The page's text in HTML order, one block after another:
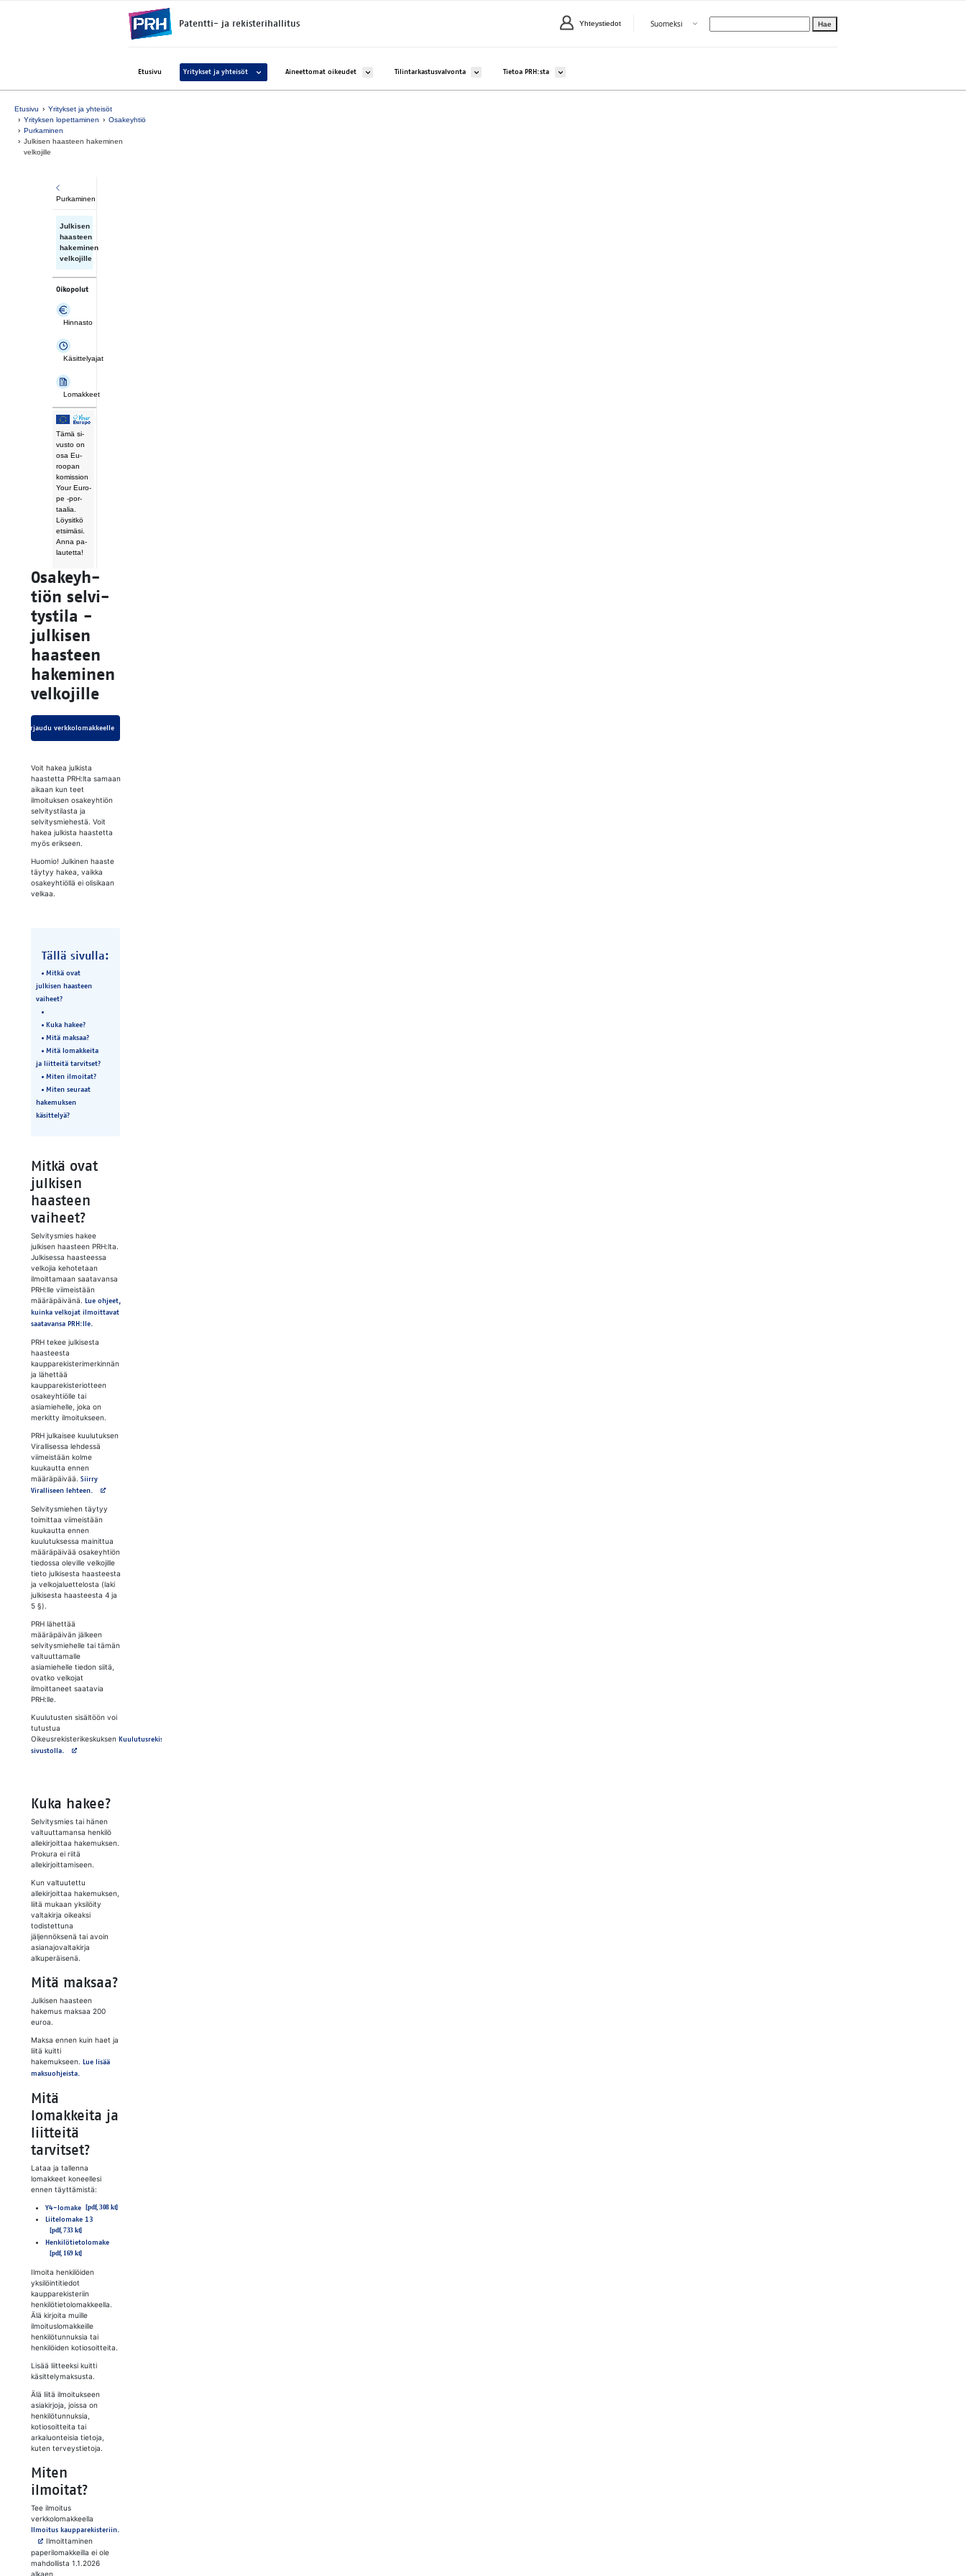
Patentti- ja rekisterihallitus Yhteystiedot Valitse kieli
Suomeksi Avaa valikko Hae
Etusivu Yritykset ja yhteisöt Avaa alavalikko kohteelle Yritykset ja yhteisöt
Aineettomat oikeudet Avaa alavalikko kohteelle Aineettomat oikeudet
Tilintarkastusvalvonta Avaa alavalikko kohteelle Tilintarkastusvalvonta
Tietoa PRH:sta Avaa alavalikko kohteelle Tietoa PRH:sta
Etusivu
Yritykset ja yhteisöt
Yrityksen lopettaminen
Osakeyhtiö
Purkaminen
Julkisen haasteen hakeminen
velkojille
Osa­keyh­
tiön sel­vi­
tys­ti­la -
jul­ki­sen
haas­teen
ha­ke­mi­nen
vel­ko­jil­le
Kirjaudu verkkolomakkeelle
Voit hakea julkista
haastetta PRH:lta samaan
aikaan kun teet
ilmoituksen osakeyhtiön
selvitystilasta ja
selvitysmiehestä. Voit
hakea julkista haastetta
myös erikseen.
Huomio! Julkinen haaste
täytyy hakea, vaikka
osakeyhtiöllä ei olisikaan
velkaa.
Tällä sivulla:
Mitkä ovat
julkisen haasteen
vaiheet?
Kuka hakee?
Mitä maksaa?
Mitä lomakkeita
ja liitteitä tarvitset?
Miten ilmoitat?
Miten seuraat
hakemuksen
käsittelyä?
Mitkä ovat
julkisen
haasteen
vaiheet?
Selvitysmies hakee
julkisen haasteen PRH:lta.
Julkisessa haasteessa
velkojia kehotetaan
ilmoittamaan saatavansa
PRH:lle viimeistään
määräpäivänä. Lue ohjeet,
kuinka velkojat ilmoittavat
saatavansa PRH:lle.
PRH tekee julkisesta
haasteesta
kaupparekisterimerkinnän
ja lähettää
kaupparekisteriotteen
osakeyhtiölle tai
asiamiehelle, joka on
merkitty ilmoitukseen.
PRH julkaisee kuulutuksen
Virallisessa lehdessä
viimeistään kolme
kuukautta ennen
määräpäivää. Siirry
Viralliseen lehteen. Avautuu uuteen välilehteen
Selvitysmiehen täytyy
toimittaa viimeistään
kuukautta ennen
kuulutuksessa mainittua
määräpäivää osakeyhtiön
tiedossa oleville velkojille
tieto julkisesta haasteesta
ja velkojaluettelosta (laki
julkisesta haasteesta 4 ja
5 §).
PRH lähettää
määräpäivän jälkeen
selvitysmiehelle tai tämän
valtuuttamalle
asiamiehelle tiedon siitä,
ovatko velkojat
ilmoittaneet saatavia
PRH:lle.
Kuulutusten sisältöön voi
tutustua
Oikeusrekisterikeskuksen Kuulutusrekisteri-
sivustolla. Avautuu uuteen välilehteen
Kuka hakee?
Selvitysmies tai hänen
valtuuttamansa henkilö
allekirjoittaa hakemuksen.
Prokura ei riitä
allekirjoittamiseen.
Kun valtuutettu
allekirjoittaa hakemuksen,
liitä mukaan yksilöity
valtakirja oikeaksi
todistettuna
jäljennöksenä tai avoin
asianajovaltakirja
alkuperäisenä.
Mitä maksaa?
Julkisen haasteen
hakemus maksaa 200
euroa.
Maksa ennen kuin haet ja
liitä kuitti
hakemukseen. Lue lisää
maksuohjeista.
Mitä
lomakkeita ja
liitteitä
tarvitset?
Lataa ja tallenna
lomakkeet koneellesi
ennen täyttämistä:
Y4-lomake
Liitelomake 13
Henkilötietolomake
Ilmoita henkilöiden
yksilöintitiedot
kaupparekisteriin
henkilötietolomakkeella.
Älä kirjoita muille
ilmoituslomakkeille
henkilötunnuksia tai
henkilöiden kotiosoitteita.
Lisää liitteeksi kuitti
käsittelymaksusta.
Älä liitä ilmoitukseen
asiakirjoja, joissa on
henkilötunnuksia,
kotiosoitteita tai
arkaluonteisia tietoja,
kuten terveystietoja.
Miten
ilmoitat?
Tee ilmoitus
verkkolomakkeella
Ilmoitus kaupparekisteriin.
Ilmoittaminen
paperilomakkeilla ei ole
mahdollista 1.1.2026
alkaen.
Purkaminen
Julkisen
haasteen
hakeminen
velkojille
Oikopolut
Hinnasto
Käsittelyajat
Lomakkeet
Tämä si­
vus­to on
osa Eu­
roo­pan
ko­mis­sion
Your Eu­ro­
pe -por­
taa­lia.
Löy­sit­kö
et­si­mä­si.
Anna pa­
lau­tet­ta!